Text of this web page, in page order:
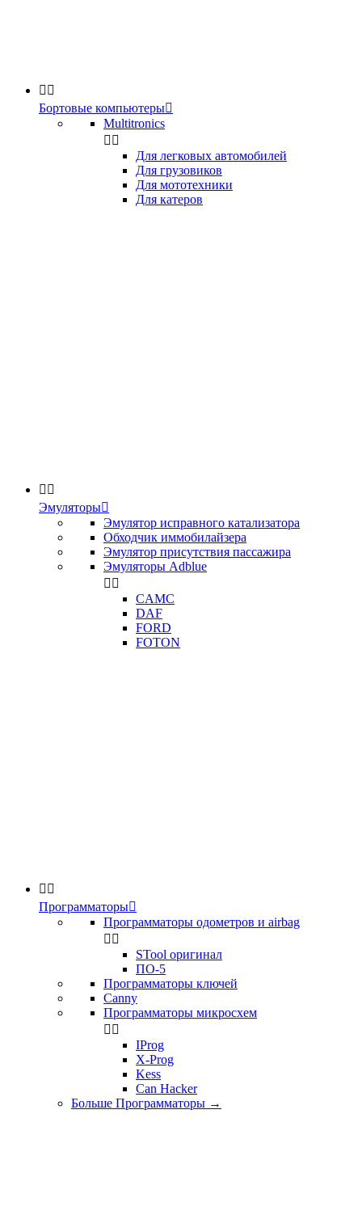
 
Бортовые компьютеры
Multitronics
 
Для легковых автомобилей
Для грузовиков
Для мототехники
Для катеров
 
Эмуляторы
Эмулятор исправного катализатора
Обходчик иммобилайзера
Эмулятор присутствия пассажира
Эмуляторы Adblue
 
CAMC
DAF
FORD
FOTON
 
Программаторы
Программаторы одометров и airbag
 
STool оригинал
ПО-5
Программаторы ключей
Canny
Программаторы микросхем
 
IProg
X-Prog
Kess
Can Hacker
Больше Программаторы →